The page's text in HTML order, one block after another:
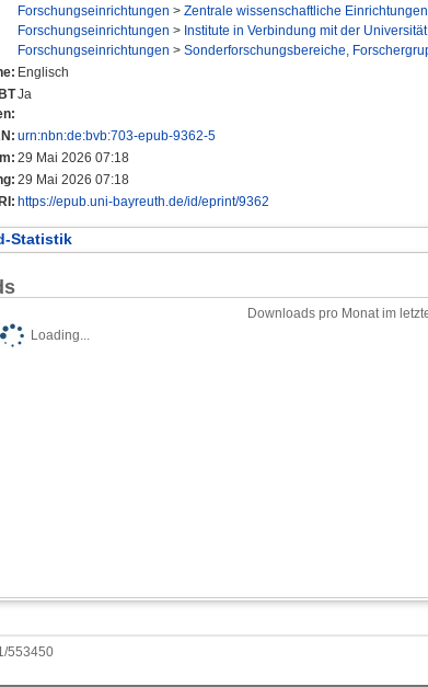
Forschungseinrichtungen > Zentrale wissenschaftliche Einrichtungen
Forschungseinrichtungen > Institute in Verbindung mit der Universität
Forschungseinrichtungen > Sonderforschungsbereiche,
Englisch
Ja
urn:nbn:de:bvb:703-epub-9362-5
29 Mai 2026 07:18
29 Mai 2026 07:18
https://epub.uni-bayreuth.de/id/eprint/9362
Statistik
Downloads pro Monat im
Loading...
553450